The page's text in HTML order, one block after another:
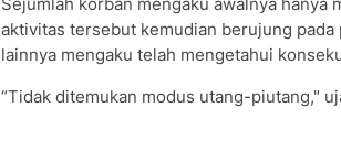
aktivitas tersebut kemudian berujung
lainnya mengaku telah mengetahui
“Tidak ditemukan modus utang-piutang,"